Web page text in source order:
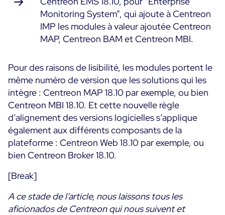
Monitoring System”, qui ajoute à Centreon
IMP les modules à valeur ajoutée Centreon
MAP, Centreon BAM et Centreon MBI.
Pour des raisons de lisibilité, les modules portent le
même numéro de version que les solutions qui les
intègre : Centreon MAP 18.10 par exemple, ou bien
Centreon MBI 18.10. Et cette nouvelle règle
d’alignement des versions logicielles s’applique
également aux différents composants de la
plateforme : Centreon Web 18.10 par exemple, ou
bien Centreon Broker 18.10.
[Break]
A ce stade de l’article, nous laissons tous les
aficionados de Centreon qui nous suivent et